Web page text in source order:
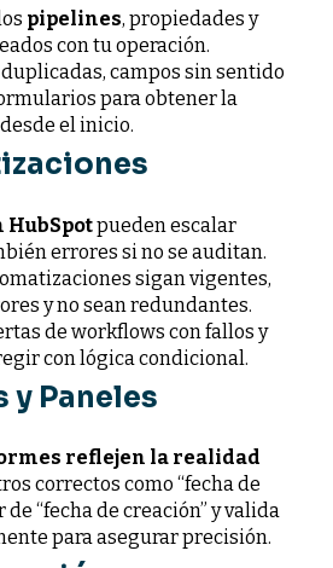
pipelines, propiedades y
con tu operación.
campos sin sentido
para obtener la
el inicio.
HubSpotpueden escalar
errores si no se auditan.
sigan vigentes,
y no sean redundantes.
de workflows con fallos y
con lógica condicional.
y Paneles
reflejen la realidad
correctos como “fecha de
“fecha de creación” y valida
para asegurar precisión.